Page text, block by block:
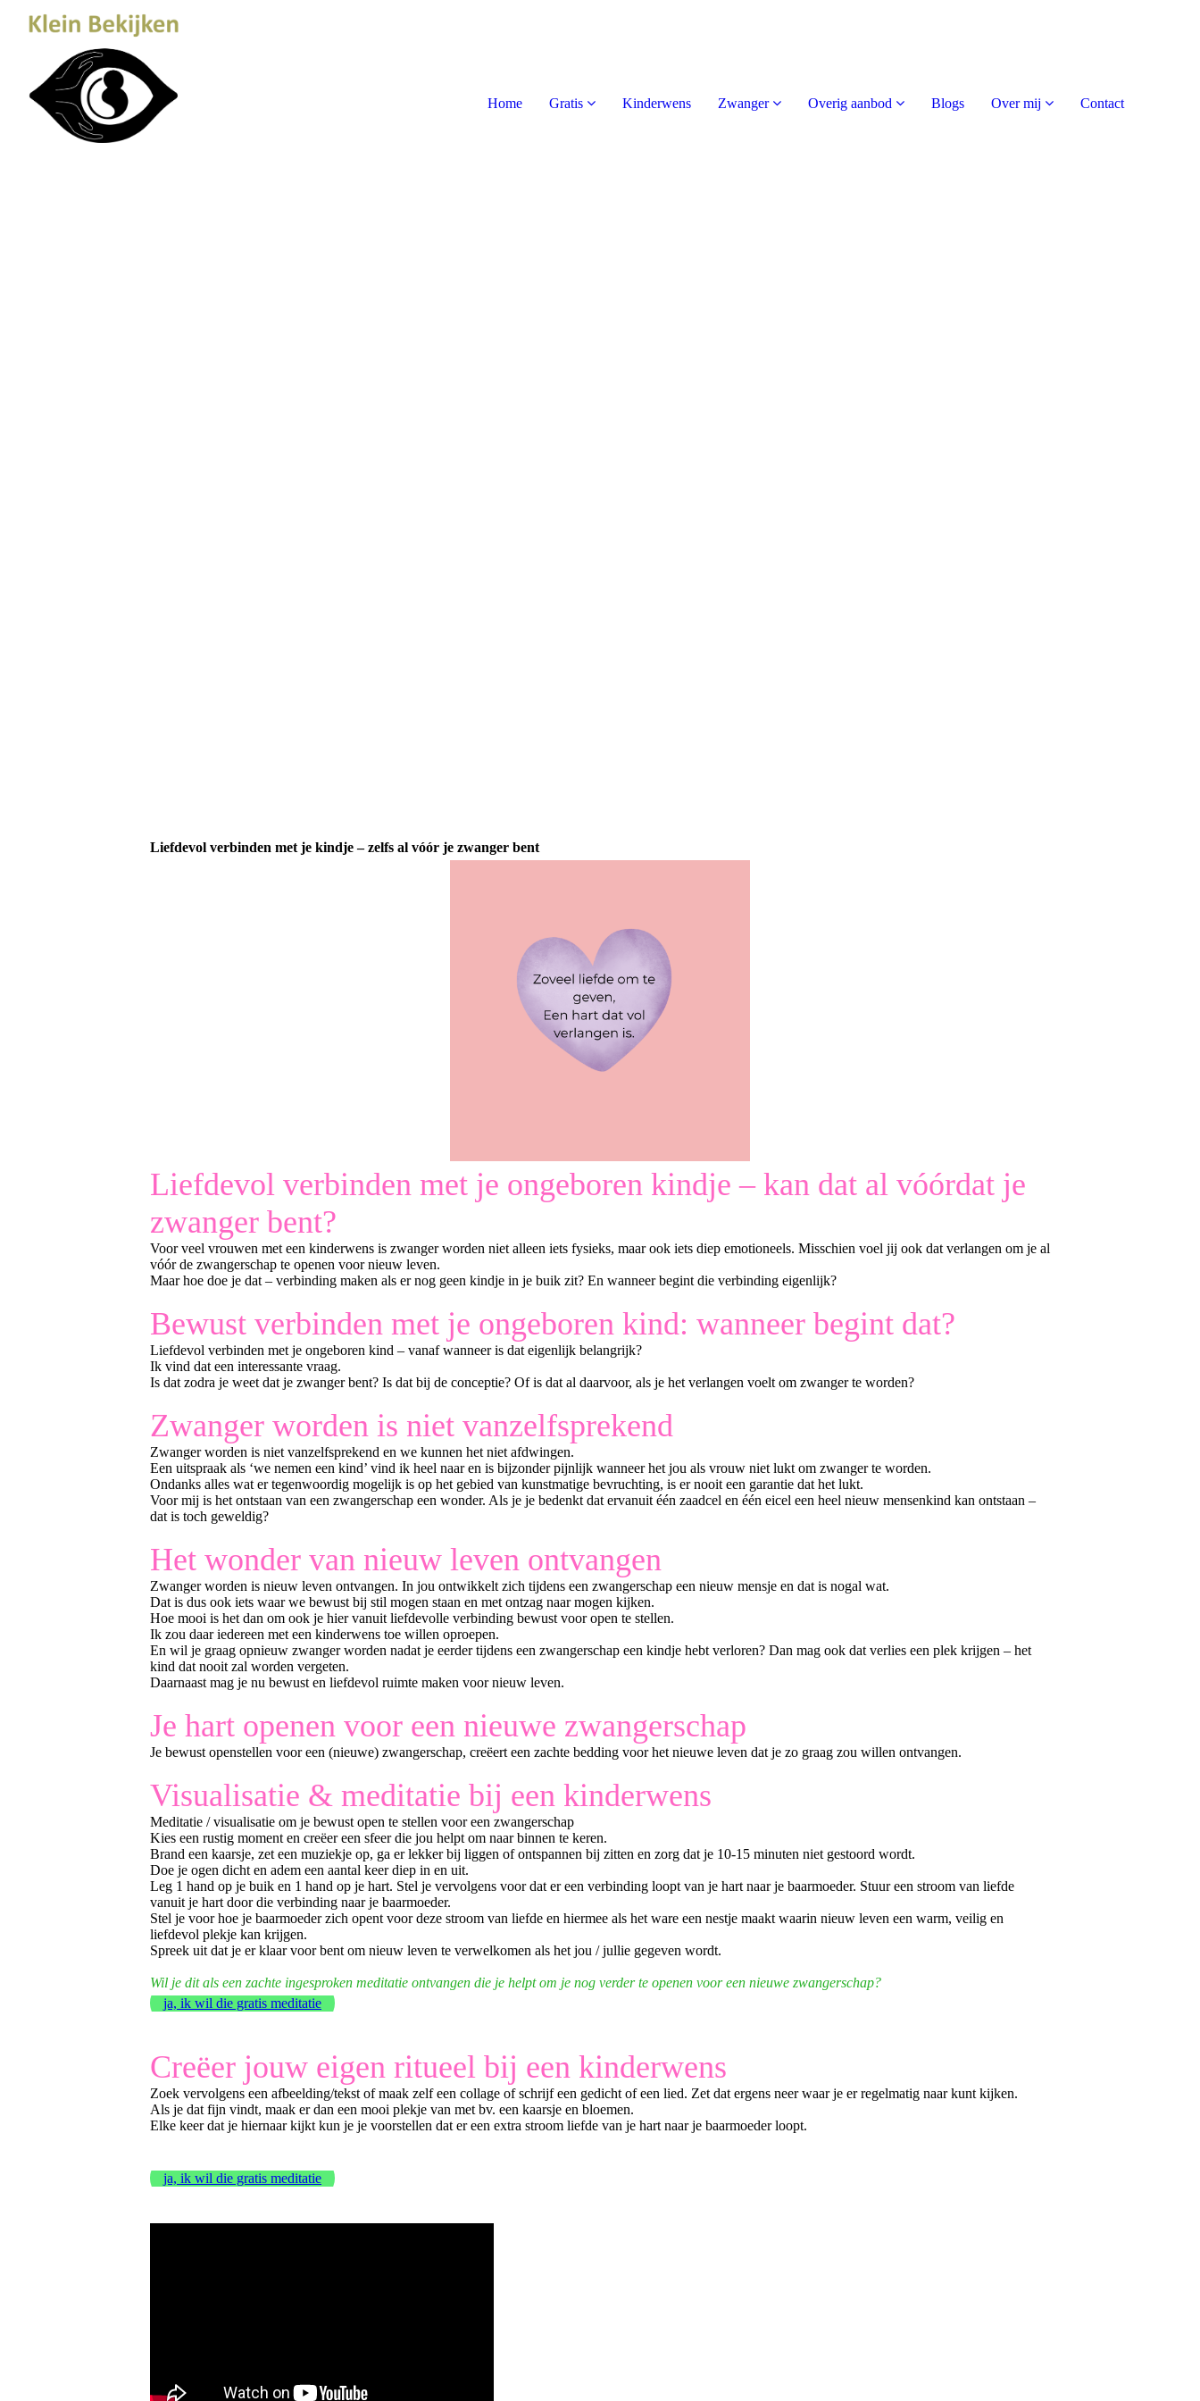
Home Gratis Kinderwens Zwanger Overig aanbod Blogs Over mij Contact
Liefdevol verbinden met je kindje – zelfs al vóór je zwanger bent
Liefdevol verbinden met je ongeboren kindje – kan dat al vóórdat je
zwanger bent?
Voor veel vrouwen met een kinderwens is zwanger worden niet alleen iets fysieks, maar ook iets diep emotioneels. Misschien voel jij ook dat verlangen om je al
vóór de zwangerschap te openen voor nieuw leven.
Maar hoe doe je dat – verbinding maken als er nog geen kindje in je buik zit? En wanneer begint die verbinding eigenlijk?
Bewust verbinden met je ongeboren kind: wanneer begint dat?
Liefdevol verbinden met je ongeboren kind – vanaf wanneer is dat eigenlijk belangrijk?
Ik vind dat een interessante vraag.
Is dat zodra je weet dat je zwanger bent? Is dat bij de conceptie? Of is dat al daarvoor, als je het verlangen voelt om zwanger te worden?
Zwanger worden is niet vanzelfsprekend
Zwanger worden is niet vanzelfsprekend en we kunnen het niet afdwingen.
Een uitspraak als ‘we nemen een kind’ vind ik heel naar en is bijzonder pijnlijk wanneer het jou als vrouw niet lukt om zwanger te worden.
Ondanks alles wat er tegenwoordig mogelijk is op het gebied van kunstmatige bevruchting, is er nooit een garantie dat het lukt.
Voor mij is het ontstaan van een zwangerschap een wonder. Als je je bedenkt dat ervanuit één zaadcel en één eicel een heel nieuw mensenkind kan ontstaan –
dat is toch geweldig?
Het wonder van nieuw leven ontvangen
Zwanger worden is nieuw leven ontvangen. In jou ontwikkelt zich tijdens een zwangerschap een nieuw mensje en dat is nogal wat.
Dat is dus ook iets waar we bewust bij stil mogen staan en met ontzag naar mogen kijken.
Hoe mooi is het dan om ook je hier vanuit liefdevolle verbinding bewust voor open te stellen.
Ik zou daar iedereen met een kinderwens toe willen oproepen.
En wil je graag opnieuw zwanger worden nadat je eerder tijdens een zwangerschap een kindje hebt verloren? Dan mag ook dat verlies een plek krijgen – het
kind dat nooit zal worden vergeten.
Daarnaast mag je nu bewust en liefdevol ruimte maken voor nieuw leven.
Je hart openen voor een nieuwe zwangerschap
Je bewust openstellen voor een (nieuwe) zwangerschap, creëert een zachte bedding voor het nieuwe leven dat je zo graag zou willen ontvangen.
Visualisatie & meditatie bij een kinderwens
Meditatie / visualisatie om je bewust open te stellen voor een zwangerschap
Kies een rustig moment en creëer een sfeer die jou helpt om naar binnen te keren.
Brand een kaarsje, zet een muziekje op, ga er lekker bij liggen of ontspannen bij zitten en zorg dat je 10-15 minuten niet gestoord wordt.
Doe je ogen dicht en adem een aantal keer diep in en uit.
Leg 1 hand op je buik en 1 hand op je hart. Stel je vervolgens voor dat er een verbinding loopt van je hart naar je baarmoeder. Stuur een stroom van liefde
vanuit je hart door die verbinding naar je baarmoeder.
Stel je voor hoe je baarmoeder zich opent voor deze stroom van liefde en hiermee als het ware een nestje maakt waarin nieuw leven een warm, veilig en
liefdevol plekje kan krijgen.
Spreek uit dat je er klaar voor bent om nieuw leven te verwelkomen als het jou / jullie gegeven wordt.
Wil je dit als een zachte ingesproken meditatie ontvangen die je helpt om je nog verder te openen voor een nieuwe zwangerschap?
ja, ik wil die gratis meditatie
Creëer jouw eigen ritueel bij een kinderwens
Zoek vervolgens een afbeelding/tekst of maak zelf een collage of schrijf een gedicht of een lied. Zet dat ergens neer waar je er regelmatig naar kunt kijken.
Als je dat fijn vindt, maak er dan een mooi plekje van met bv. een kaarsje en bloemen.
Elke keer dat je hiernaar kijkt kun je je voorstellen dat er een extra stroom liefde van je hart naar je baarmoeder loopt.
ja, ik wil die gratis meditatie